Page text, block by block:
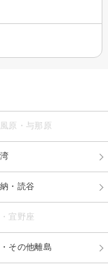
原・与那原
・読谷
宜野座
その他離島